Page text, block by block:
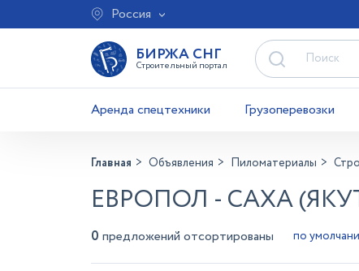
Россия
БИРЖА СНГ
Строительный портал
Аренда спецтехники Грузоперевозки
Главная Объявления Пиломатериалы
ЕВРОПОЛ - САХА
0 предложений отсортированы